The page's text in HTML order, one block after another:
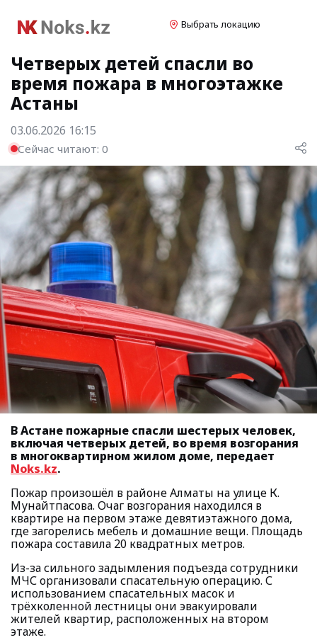
Выбрать локацию
Четверых детей спасли во
время пожара в многоэтажке
Астаны
03.06.2026 16:15
Сейчас читают: 0
В Астане пожарные спасли шестерых человек,
включая четверых детей, во время возгорания
в многоквартирном жилом доме, передает
Noks.kz.
Пожар произошёл в районе Алматы на улице К.
Мунайтпасова. Очаг возгорания находился в
квартире на первом этаже девятиэтажного дома,
где загорелись мебель и домашние вещи. Площадь
пожара составила 20 квадратных метров.
Из-за сильного задымления подъезда сотрудники
МЧС организовали спасательную операцию. С
использованием спасательных масок и
трёхколенной лестницы они эвакуировали
жителей квартир, расположенных на втором
этаже.